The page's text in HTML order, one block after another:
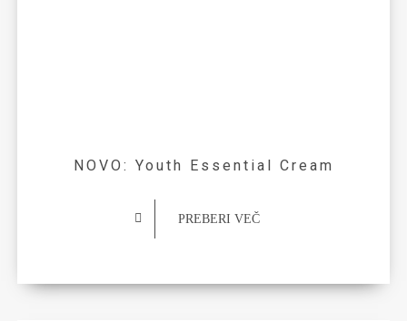
NOVO: Youth Essential Cream
PREBERI VEČ